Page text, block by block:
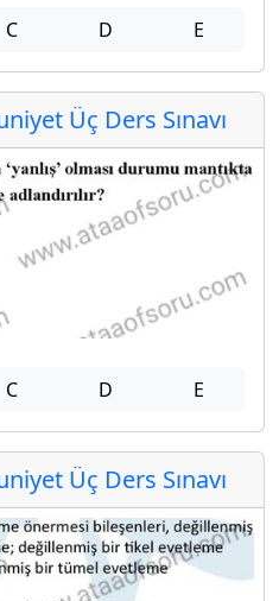
C D E
Üç Ders Sınavı
C D E
Üç Ders Sınavı